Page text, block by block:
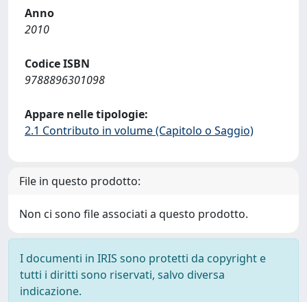
Anno
2010
Codice ISBN
9788896301098
Appare nelle tipologie:
2.1 Contributo in volume (Capitolo o Saggio)
File in questo prodotto:
Non ci sono file associati a questo prodotto.
I documenti in IRIS sono protetti da copyright e
tutti i diritti sono riservati, salvo diversa
indicazione.